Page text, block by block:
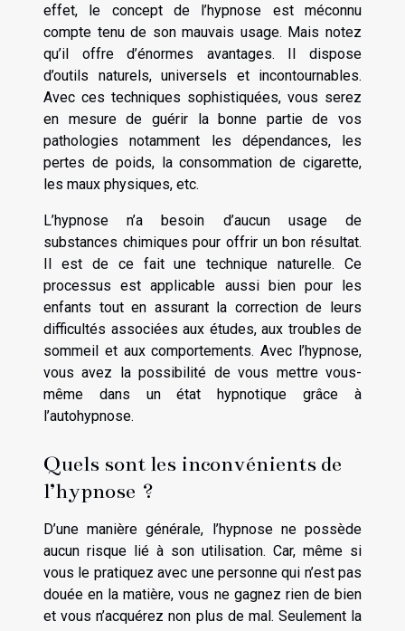
effet, le concept de l’hypnose est méconnu
compte tenu de son mauvais usage. Mais notez
qu’il offre d’énormes avantages. Il dispose
d’outils naturels, universels et incontournables.
Avec ces techniques sophistiquées, vous serez
en mesure de guérir la bonne partie de vos
pathologies notamment les dépendances, les
pertes de poids, la consommation de cigarette,
les maux physiques, etc.
L’hypnose n’a besoin d’aucun usage de
substances chimiques pour offrir un bon résultat.
Il est de ce fait une technique naturelle. Ce
processus est applicable aussi bien pour les
enfants tout en assurant la correction de leurs
difficultés associées aux études, aux troubles de
sommeil et aux comportements. Avec l’hypnose,
vous avez la possibilité de vous mettre vous-
même dans un état hypnotique grâce à
l’autohypnose.
Quels sont les inconvénients de
l’hypnose ?
D’une manière générale, l’hypnose ne possède
aucun risque lié à son utilisation. Car, même si
vous le pratiquez avec une personne qui n’est pas
douée en la matière, vous ne gagnez rien de bien
et vous n’acquérez non plus de mal. Seulement la